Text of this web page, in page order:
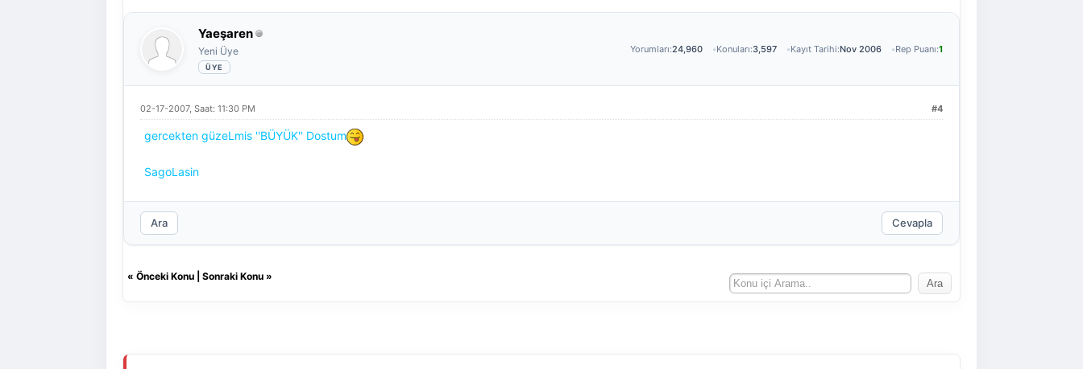
Yaeşaren
Yeni Üye Yorumları:24,960 Konuları:3,597 Kayıt Tarihi:Nov 2006 Rep Puanı:1
#4
02-17-2007, Saat: 11:30 PM
gercekten güzeLmis ''BÜYÜK'' Dostum
SagoLasin
Ara Cevapla
« Önceki Konu Sonraki Konu »